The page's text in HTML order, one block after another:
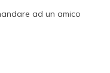
ad un amico